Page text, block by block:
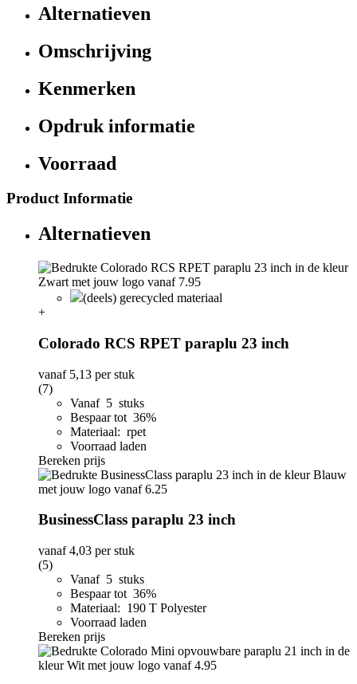
Alternatieven
Omschrijving
Kenmerken
Opdruk informatie
Voorraad
Product Informatie
Alternatieven
(deels) gerecycled materiaal
+
Colorado RCS RPET paraplu 23 inch
vanaf 5,13 per stuk
(7)
Vanaf 5 stuks
Bespaar tot 36%
Materiaal: rpet
Voorraad laden
Bereken prijs
BusinessClass paraplu 23 inch
vanaf4,03 per stuk
(5)
Vanaf 5 stuks
Bespaar tot 36%
Materiaal: 190 T Polyester
Voorraad laden
Bereken prijs